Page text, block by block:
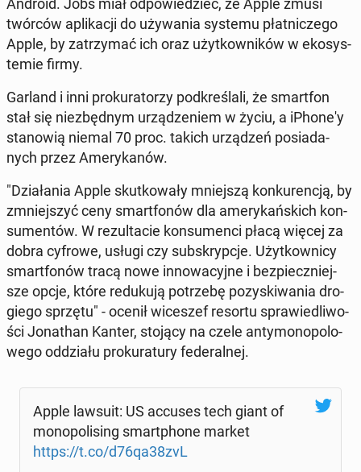
Android. Jobs miał od­po­wie­dzieć, że Apple zmusi
twórców apli­ka­cji do uży­wa­nia systemu płat­ni­cze­go
Apple, by za­trzy­mać ich oraz użyt­kow­ni­ków w eko­sys­
te­mie firmy.
Garland i inni pro­ku­ra­to­rzy pod­kre­śla­li, że smart­fon
stał się nie­zbęd­nym urzą­dze­niem w życiu, a iPho­ne­'y
sta­no­wią niemal 70 proc. takich urzą­dzeń po­sia­da­
nych przez Ame­ry­ka­nów.
"Dzia­ła­nia Apple skut­ko­wa­ły mniej­szą kon­ku­ren­cją, by
zmniej­szyć ceny smart­fo­nów dla ame­ry­kań­skich kon­
su­men­tów. W re­zul­ta­cie kon­su­men­ci płacą więcej za
dobra cyfrowe, usługi czy sub­skryp­cje. Użyt­kow­ni­cy
smart­fo­nów tracą nowe in­no­wa­cyj­ne i bez­piecz­niej­
sze opcje, które re­du­ku­ją po­trze­bę po­zy­ski­wa­nia dro­
gie­go sprzętu" - ocenił wi­ce­szef resortu spra­wie­dli­wo­
ści Jo­na­than Kanter, stojący na czele an­ty­mo­no­po­lo­
we­go od­dzia­łu pro­ku­ra­tu­ry fe­de­ral­nej.
Apple lawsuit: US accuses tech giant of
mo­no­po­li­sing smart­pho­ne market
https://t.co/d76qa38zvL